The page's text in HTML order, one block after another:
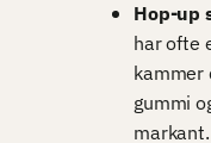
Hop-up
har ofte
kammer
gummi
markant.